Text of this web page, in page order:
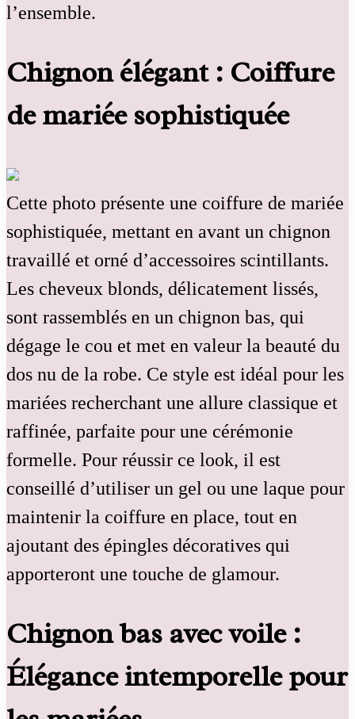
l’ensemble.
Chignon élégant : Coiffure
de mariée sophistiquée
Cette photo présente une coiffure de mariée
sophistiquée, mettant en avant un chignon
travaillé et orné d’accessoires scintillants.
Les cheveux blonds, délicatement lissés,
sont rassemblés en un chignon bas, qui
dégage le cou et met en valeur la beauté du
dos nu de la robe. Ce style est idéal pour les
mariées recherchant une allure classique et
raffinée, parfaite pour une cérémonie
formelle. Pour réussir ce look, il est
conseillé d’utiliser un gel ou une laque pour
maintenir la coiffure en place, tout en
ajoutant des épingles décoratives qui
apporteront une touche de glamour.
Chignon bas avec voile :
Élégance intemporelle pour